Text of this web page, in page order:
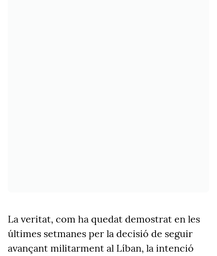
La veritat, com ha quedat demostrat en les
últimes setmanes per la decisió de seguir
avançant militarment al Líban, la intenció